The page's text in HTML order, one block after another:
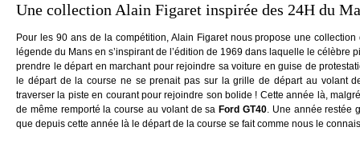
Une collection Alain Figaret inspirée des 24H du
Pour les 90 ans de la compétition, Alain Figaret nous propose une collection
légende du Mans en s’inspirant de l’édition de 1969 dans laquelle le célèbre
prendre le départ en marchant pour rejoindre sa voiture en guise de
le départ de la course ne se prenait pas sur la grille de départ au volant
traverser la piste en courant pour rejoindre son bolide ! Cette année là,
de même remporté la course au volant de sa Ford GT40. Une année restée
que depuis cette année là le départ de la course se fait comme nous le